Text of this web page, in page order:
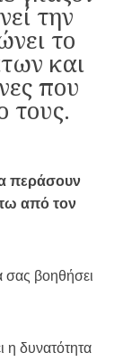
την
το
και
που
τους.
περάσουν
από τον
σας βοηθήσει
η δυνατότητα